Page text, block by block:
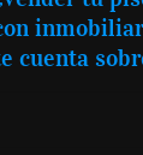
cuenta